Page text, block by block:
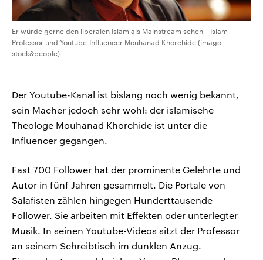
Er würde gerne den liberalen Islam als Mainstream sehen – Islam-
Professor und Youtube-Influencer Mouhanad Khorchide (imago
stock&people)
Der Youtube-Kanal ist bislang noch wenig bekannt,
sein Macher jedoch sehr wohl: der islamische
Theologe Mouhanad Khorchide ist unter die
Influencer gegangen.
Fast 700 Follower hat der prominente Gelehrte und
Autor in fünf Jahren gesammelt. Die Portale von
Salafisten zählen hingegen Hunderttausende
Follower. Sie arbeiten mit Effekten oder unterlegter
Musik. In seinen Youtube-Videos sitzt der Professor
an seinem Schreibtisch im dunklen Anzug.